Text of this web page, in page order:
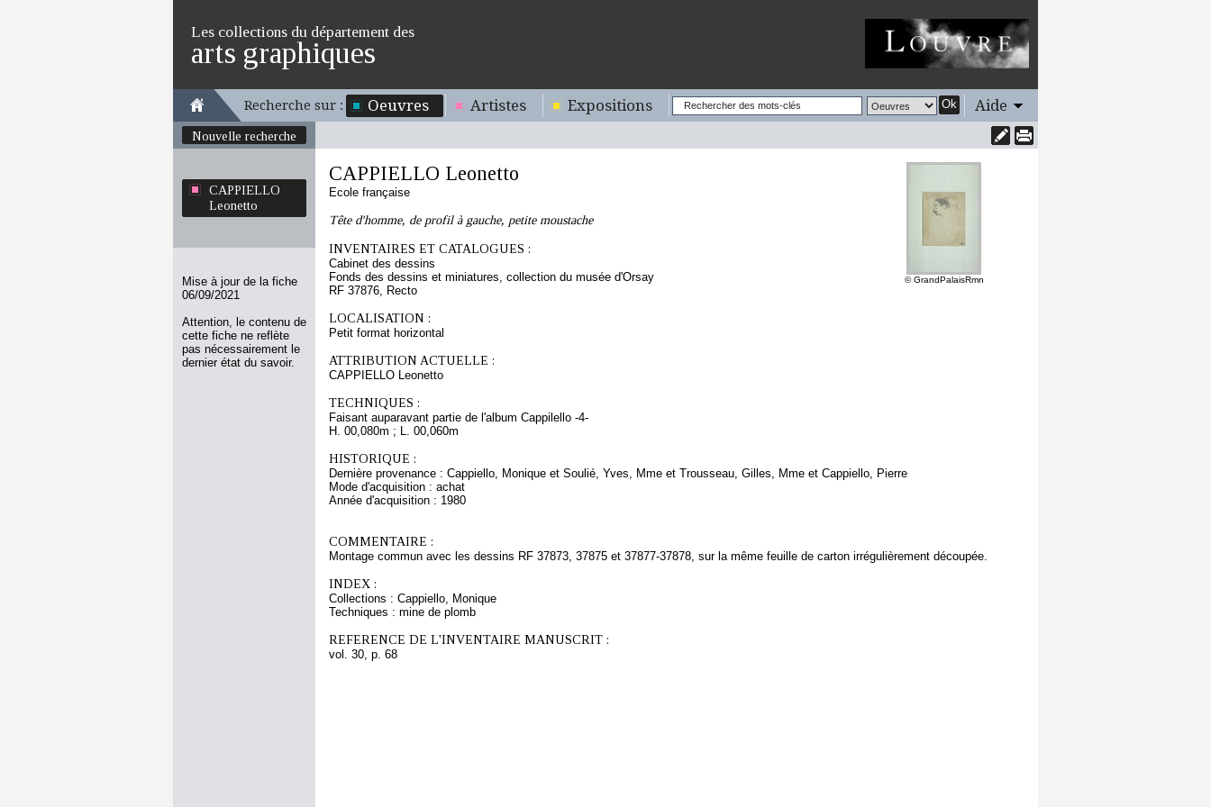
Les collections du département des
arts graphiques
Recherche sur : Oeuvres Artistes Expositions Ok Aide
Nouvelle recherche
CAPPIELLO
Leonetto
Mise à jour de la fiche
06/09/2021
Attention, le contenu de
cette fiche ne reflète
pas nécessairement le
dernier état du savoir.
© GrandPalaisRmn
CAPPIELLO Leonetto
Ecole française
Tête d'homme, de profil à gauche, petite moustache
INVENTAIRES ET CATALOGUES :
Cabinet des dessins
Fonds des dessins et miniatures, collection du musée d'Orsay
RF 37876, Recto
LOCALISATION :
Petit format horizontal
ATTRIBUTION ACTUELLE :
CAPPIELLO Leonetto
TECHNIQUES :
Faisant auparavant partie de l'album Cappilello -4-
H. 00,080m ; L. 00,060m
HISTORIQUE :
Dernière provenance : Cappiello, Monique et Soulié, Yves, Mme et Trousseau, Gilles, Mme et Cappiello, Pierre
Mode d'acquisition : achat
Année d'acquisition : 1980
COMMENTAIRE :
Montage commun avec les dessins RF 37873, 37875 et 37877-37878, sur la même feuille de carton irrégulièrement découpée.
INDEX :
Collections : Cappiello, Monique
Techniques : mine de plomb
REFERENCE DE L'INVENTAIRE MANUSCRIT :
vol. 30, p. 68